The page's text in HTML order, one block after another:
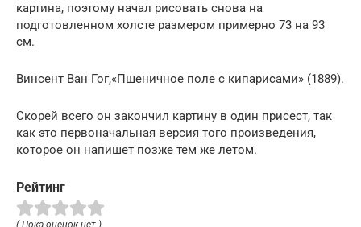
картина, поэтому начал рисовать снова на
подготовленном холсте размером примерно 73 на 93
см.
Винсент Ван Гог,«Пшеничное поле с кипарисами» (1889).
Скорей всего он закончил картину в один присест, так
как это первоначальная версия того произведения,
которое он напишет позже тем же летом.
Рейтинг